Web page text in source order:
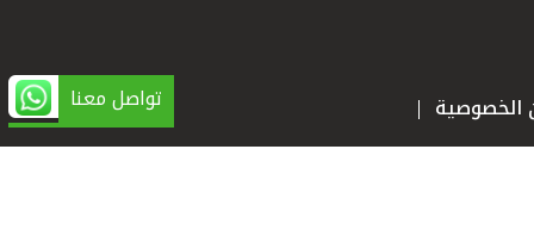
تواصل معنا الخصوصية